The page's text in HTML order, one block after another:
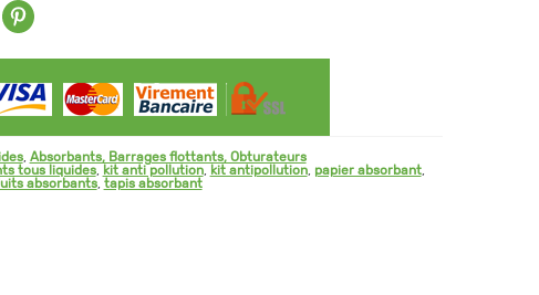
, Absorbants, Barrages flottants, Obturateurs
tous liquides, kit anti pollution, kit antipollution, papier absorbant,
absorbants, tapis absorbant